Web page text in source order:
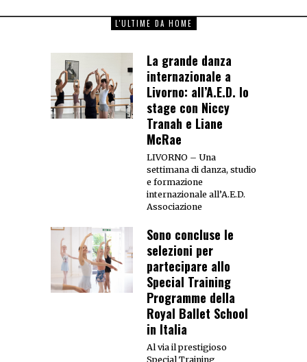
L'ULTIME DA HOME
La grande danza
internazionale a
Livorno: all’A.E.D. lo
stage con Niccy
Tranah e Liane
McRae
LIVORNO – Una
settimana di danza, studio
e formazione
internazionale all’A.E.D.
Associazione
Sono concluse le
selezioni per
partecipare allo
Special Training
Programme della
Royal Ballet School
in Italia
Al via il prestigioso
Special Training